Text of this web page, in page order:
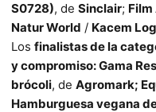
S0728), de Sinclair;
Natur World / Kacem
Los finalistas de la
y compromiso:Gama
brócoli, de Agromark;
Hamburguesa vegana